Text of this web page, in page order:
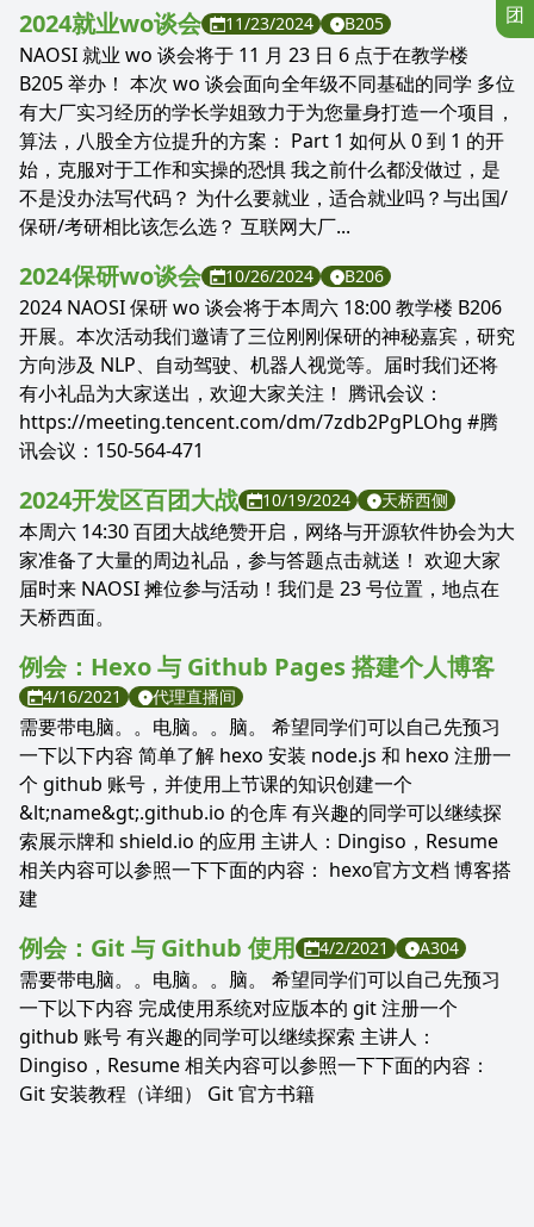
2024就业wo谈会 11/23/2024 B205
NAOSI 就业 wo 谈会将于 11 月 23 日 6 点于在教学楼
B205 举办！ 本次 wo 谈会面向全年级不同基础的同学 多位
有大厂实习经历的学长学姐致力于为您量身打造一个项目，
算法，八股全方位提升的方案： Part 1 如何从 0 到 1 的开
始，克服对于工作和实操的恐惧 我之前什么都没做过，是
不是没办法写代码？ 为什么要就业，适合就业吗？与出国/
保研/考研相比该怎么选？ 互联网大厂...
2024保研wo谈会 10/26/2024 B206
2024 NAOSI 保研 wo 谈会将于本周六 18:00 教学楼 B206
开展。本次活动我们邀请了三位刚刚保研的神秘嘉宾，研究
方向涉及 NLP、自动驾驶、机器人视觉等。届时我们还将
有小礼品为大家送出，欢迎大家关注！ 腾讯会议：
https://meeting.tencent.com/dm/7zdb2PgPLOhg #腾
讯会议：150-564-471
2024开发区百团大战 10/19/2024 天桥西侧
本周六 14:30 百团大战绝赞开启，网络与开源软件协会为大
家准备了大量的周边礼品，参与答题点击就送！ 欢迎大家
届时来 NAOSI 摊位参与活动！我们是 23 号位置，地点在
天桥西面。
例会：Hexo 与 Github Pages 搭建个人博客
4/16/2021 代理直播间
需要带电脑。。电脑。。脑。 希望同学们可以自己先预习
一下以下内容 简单了解 hexo 安装 node.js 和 hexo 注册一
个 github 账号，并使用上节课的知识创建一个
&lt;name&gt;.github.io 的仓库 有兴趣的同学可以继续探
索展示牌和 shield.io 的应用 主讲人：Dingiso，Resume
相关内容可以参照一下下面的内容： hexo官方文档 博客搭
建
例会：Git 与 Github 使用 4/2/2021 A304
需要带电脑。。电脑。。脑。 希望同学们可以自己先预习
一下以下内容 完成使用系统对应版本的 git 注册一个
github 账号 有兴趣的同学可以继续探索 主讲人：
Dingiso，Resume 相关内容可以参照一下下面的内容：
Git 安装教程（详细） Git 官方书籍
团